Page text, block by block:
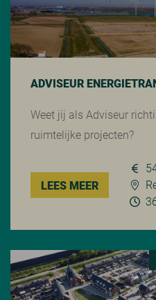
ADVISEUR
Weet jij als Adviseur
ruimtelijke projecten?
LEES MEER